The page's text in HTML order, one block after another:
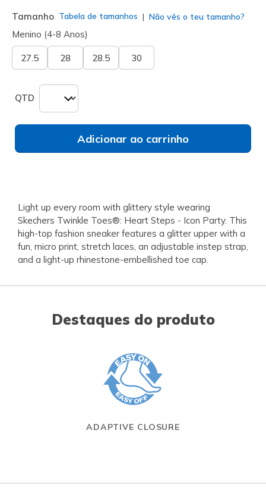
Tamanho Tabela de tamanhos Não vês o teu tamanho?
Menino (4-8 Anos)
27.5 28 28.5 30
QTD
Adicionar ao carrinho
Light up every room with glittery style wearing
Skechers Twinkle Toes®: Heart Steps - Icon Party. This
high-top fashion sneaker features a glitter upper with a
fun, micro print, stretch laces, an adjustable instep strap,
and a light-up rhinestone-embellished toe cap.
Destaques do produto
ADAPTIVE CLOSURE